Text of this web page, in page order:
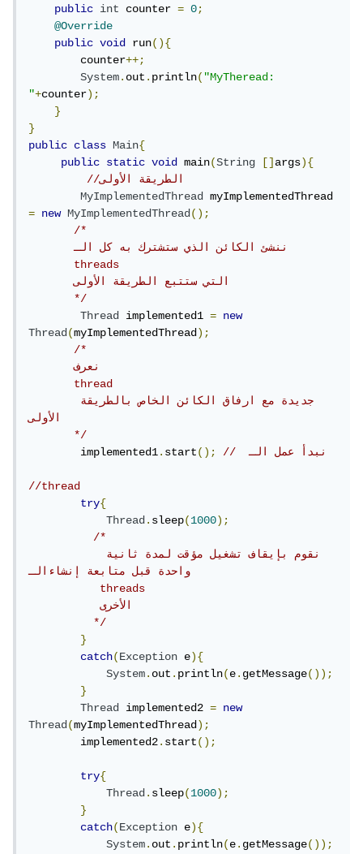
public
int counter = 0;
@Override
public
void run(){
        counter
++;
System.out.println("MyTheread:
"+counter);
}
}
public
class Main{
public
static void main(String []args){
//الطريقة الأولى
MyImplementedThread
=
new MyImplementedThread();
/*
       ننشئ الكائن الذي ستشترك به كل الـ
       threads
       التي ستتبع الطريقة الأولى
       */
Thread implemented1 =
new
Thread(myImplementedThread);
/*
       نعرف
       thread
الأولى
       */
        implemented1
.start(); //  نبدأ عمل الـ
try{
Thread.sleep(1000);
/*
واحدة قبل متابعة إنشاءالـ
           threads
           الأخرى
          */
}
catch(Exception e){
System.out.println(e.getMessage());
}
Thread implemented2 =
new
Thread(myImplementedThread);
        implemented2
.start();
try{
Thread.sleep(1000);
}
catch(Exception e){
System.out.println(e.getMessage());